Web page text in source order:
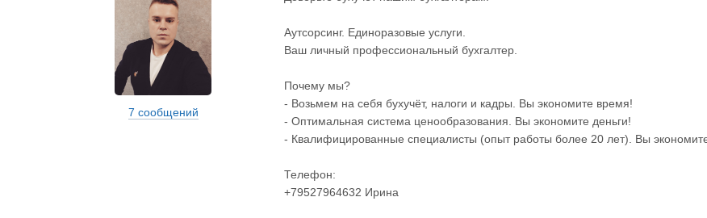
7 сообщений
Аутсорсинг. Единоразовые услуги.
Ваш личный профессиональный бухгалтер.
Почему мы?
- Возьмем на себя бухучёт, налоги и кадры. Вы экономите время!
- Оптимальная система ценообразования. Вы экономите деньги!
- Квалифицированные специалисты (опыт работы более 20 лет). Вы
Телефон:
+79527964632 Ирина